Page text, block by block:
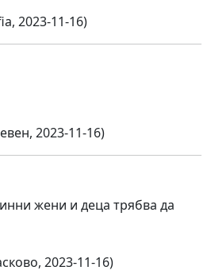
2023-11-16)
2023-11-16)
жени и деца трябва да
2023-11-16)